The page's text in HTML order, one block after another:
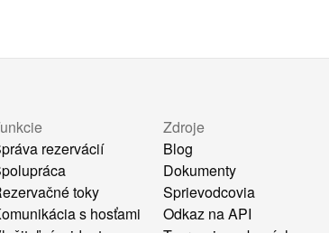
rezervácií
toky
s hosťami
Zdroje
Blog
Dokumenty
Sprievodcovia
Odkaz na API